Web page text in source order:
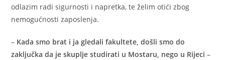
odlazim radi sigurnosti i napretka, te želim otići zbog
nemogućnosti zaposlenja.
– Kada smo brat i ja gledali fakultete, došli smo do
zaključka da je skuplje studirati u Mostaru, nego u Rijeci –